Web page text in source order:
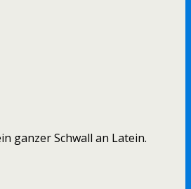
ganzer Schwall an Latein.